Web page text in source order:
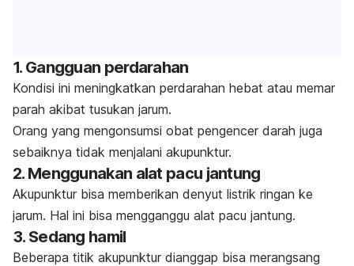
1. Gangguan perdarahan
Kondisi ini meningkatkan perdarahan hebat atau memar
parah akibat tusukan jarum.
Orang yang mengonsumsi obat pengencer darah juga
sebaiknya tidak menjalani akupunktur.
2. Menggunakan alat pacu jantung
Akupunktur bisa memberikan denyut listrik ringan ke
jarum. Hal ini bisa mengganggu alat pacu jantung.
3. Sedang hamil
Beberapa titik akupunktur dianggap bisa merangsang